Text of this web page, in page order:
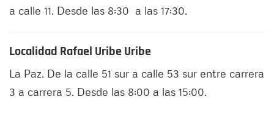
a calle 11. Desde las 8:30 a las 17:30.
Localidad Rafael Uribe Uribe
La Paz. De la calle 51 sur a calle 53 sur entre carrera
3 a carrera 5. Desde las 8:00 a las 15:00.